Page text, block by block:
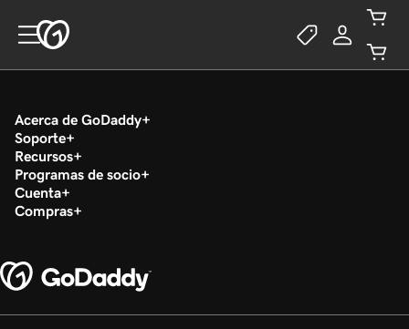
Acerca de GoDaddy
Soporte
Recursos
Programas de socio
Cuenta
Compras